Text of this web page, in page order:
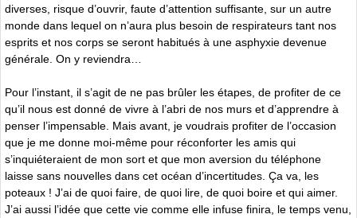
diverses, risque d’ouvrir, faute d’attention suffisante, sur un autre
monde dans lequel on n’aura plus besoin de respirateurs tant nos
esprits et nos corps se seront habitués à une asphyxie devenue
générale. On y reviendra…
Pour l’instant, il s’agit de ne pas brûler les étapes, de profiter de ce
qu’il nous est donné de vivre à l’abri de nos murs et d’apprendre à
penser l’impensable. Mais avant, je voudrais profiter de l’occasion
que je me donne moi-même pour réconforter les amis qui
s’inquiéteraient de mon sort et que mon aversion du téléphone
laisse sans nouvelles dans cet océan d’incertitudes. Ça va, les
poteaux ! J’ai de quoi faire, de quoi lire, de quoi boire et qui aimer.
J’ai aussi l’idée que cette vie comme elle infuse finira, le temps venu,